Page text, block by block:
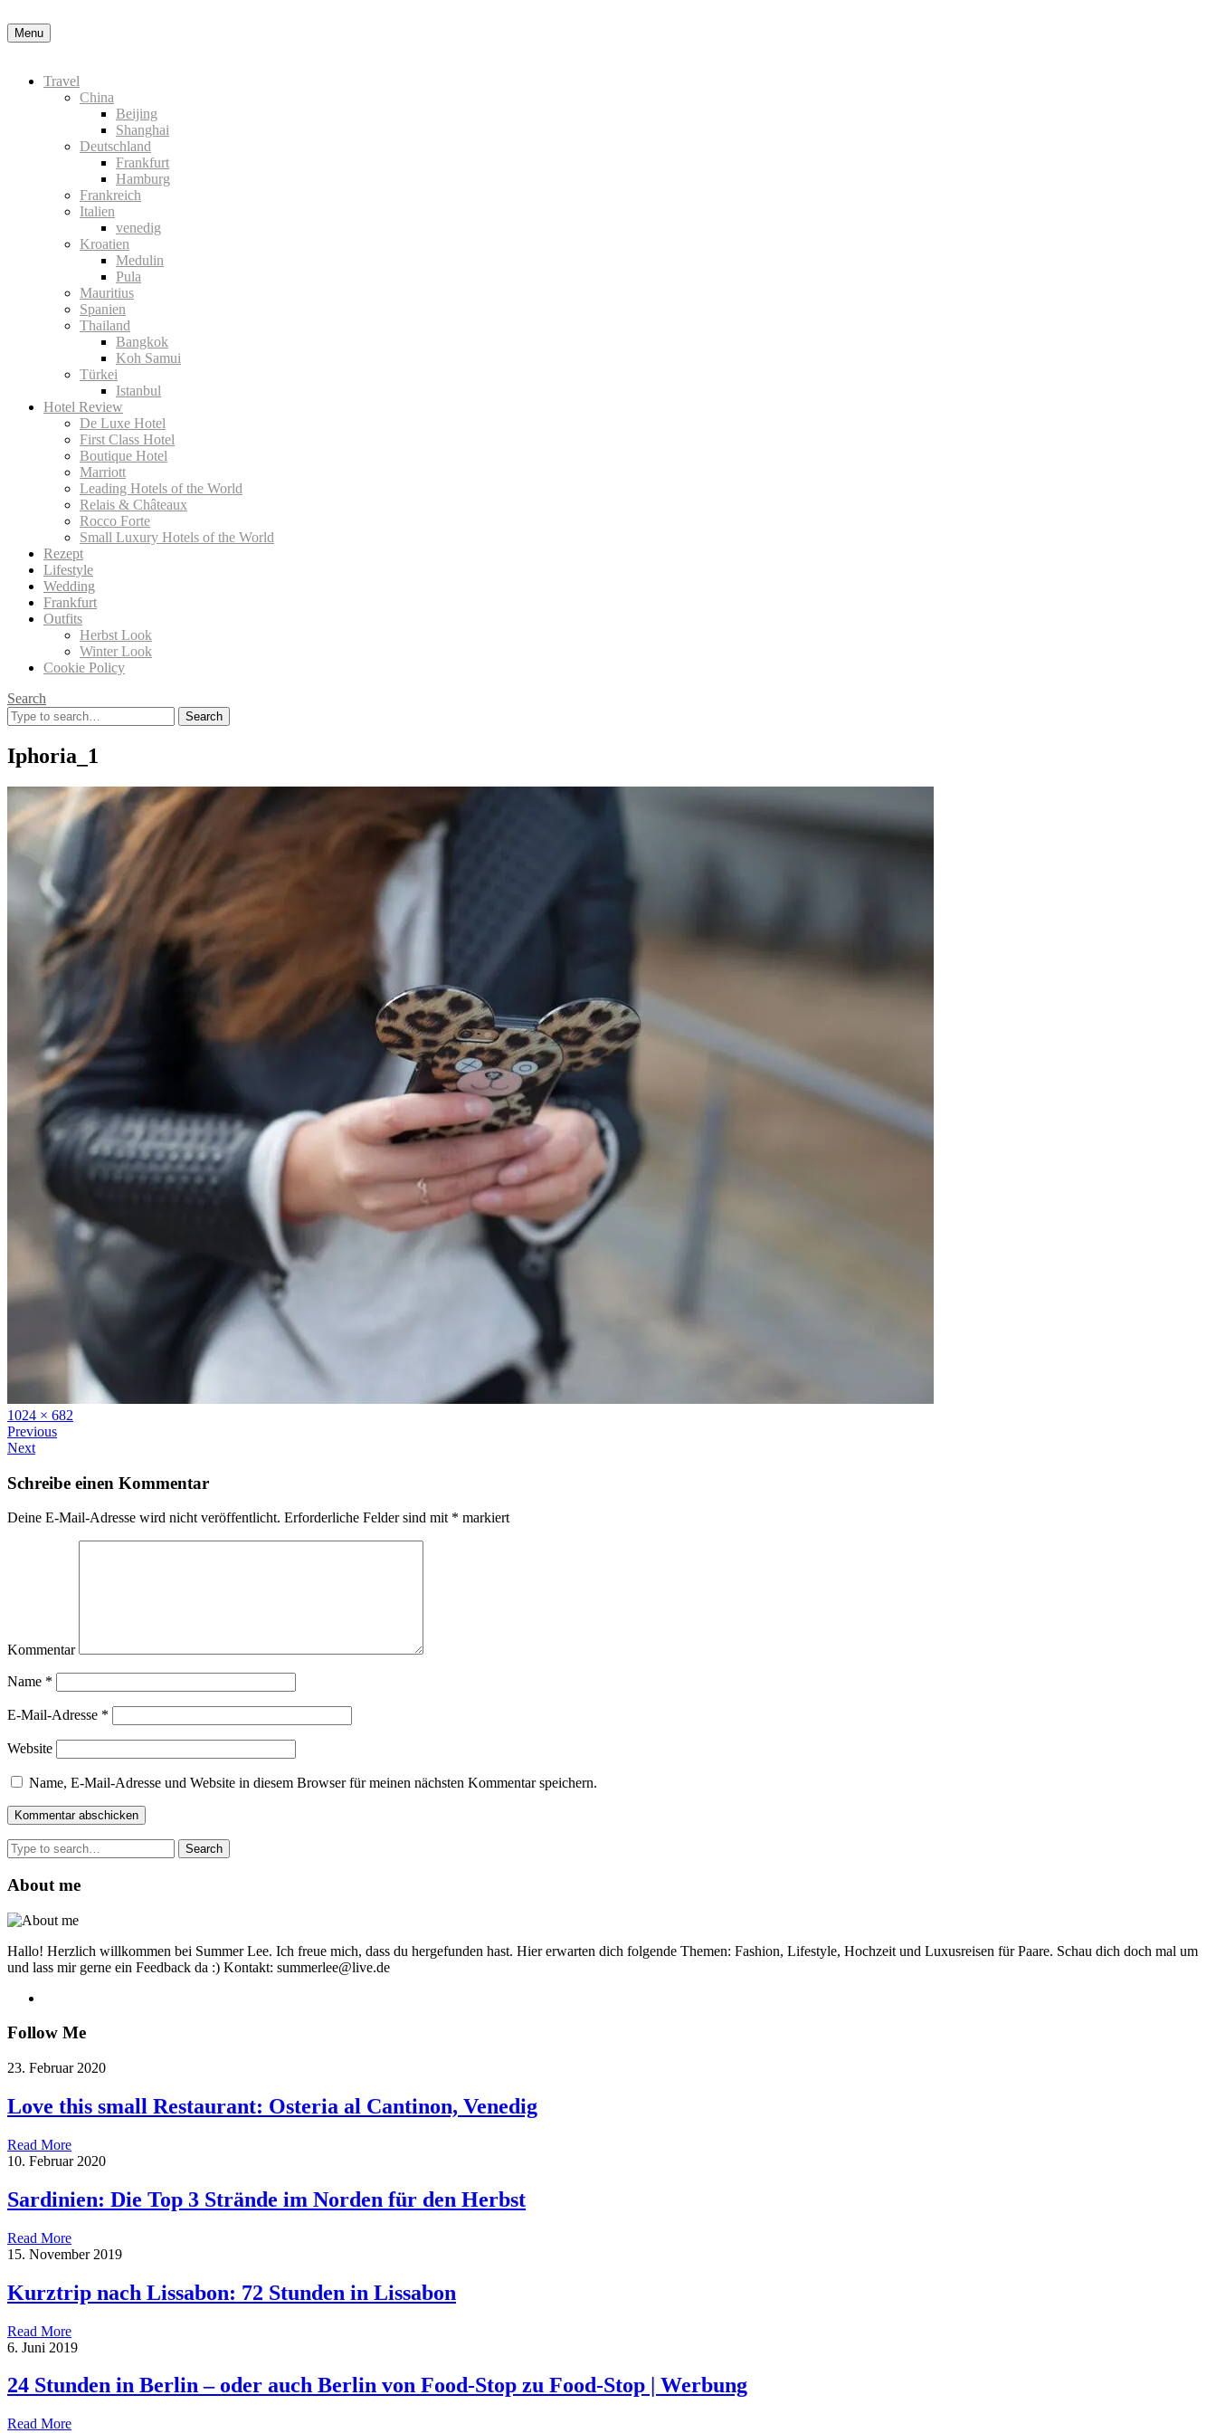
Menu
Travel
China
Beijing
Shanghai
Deutschland
Frankfurt
Hamburg
Frankreich
Italien
venedig
Kroatien
Medulin
Pula
Mauritius
Spanien
Thailand
Bangkok
Koh Samui
Türkei
Istanbul
Hotel Review
De Luxe Hotel
First Class Hotel
Boutique Hotel
Marriott
Leading Hotels of the World
Relais & Châteaux
Rocco Forte
Small Luxury Hotels of the World
Rezept
Lifestyle
Wedding
Frankfurt
Outfits
Herbst Look
Winter Look
Cookie Policy
Search
Search
for:
Iphoria_1
Full
size
1024 × 682
Previous
Next
Schreibe einen Kommentar
Deine E-Mail-Adresse wird nicht veröffentlicht. Erforderliche Felder sind mit * markiert
Kommentar
Name *
E-Mail-Adresse *
Website
Name, E-Mail-Adresse und Website in diesem Browser für meinen nächsten Kommentar speichern.
Search
for:
About me
Hallo! Herzlich willkommen bei Summer Lee. Ich freue mich, dass du hergefunden hast. Hier erwarten dich folgende Themen: Fashion, Lifestyle, Hochzeit und Luxusreisen für Paare. Schau dich doch mal um
und lass mir gerne ein Feedback da :) Kontakt: summerlee@live.de
Follow Me
23. Februar 2020
Love this small Restaurant: Osteria al Cantinon, Venedig
Read More
10. Februar 2020
Sardinien: Die Top 3 Strände im Norden für den Herbst
Read More
15. November 2019
Kurztrip nach Lissabon: 72 Stunden in Lissabon
Read More
6. Juni 2019
24 Stunden in Berlin – oder auch Berlin von Food-Stop zu Food-Stop | Werbung
Read More